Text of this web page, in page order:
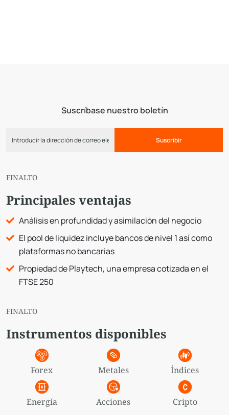
Suscríbase nuestro boletín
Suscribir
FINALTO
Principales ventajas
Análisis en profundidad y asimilación del negocio
El pool de liquidez incluye bancos de nivel 1 así como
plataformas no bancarias
Propiedad de Playtech, una empresa cotizada en el
FTSE 250
FINALTO
Instrumentos disponibles
Forex Metales Índices
Energía Acciones Cripto